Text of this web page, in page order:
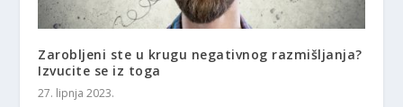
Zarobljeni ste u krugu negativnog razmišljanja?
Izvucite se iz toga
27. lipnja 2023.